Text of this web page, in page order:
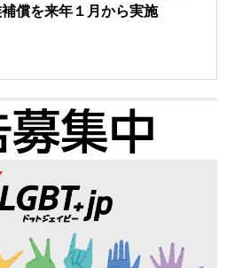
償を来年１月から実施